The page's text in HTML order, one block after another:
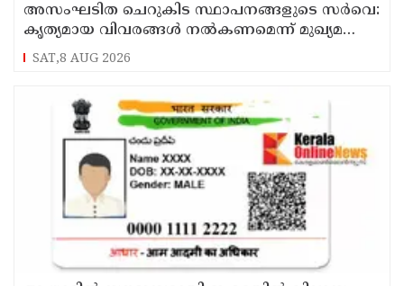
അസംഘടിത ചെറുകിട സ്ഥാപനങ്ങളുടെ സർവെ:
കൃത്യമായ വിവരങ്ങൾ നൽകണമെന്ന് മുഖ്യമന്ത്രി
വി ഡി സതീശൻ
SAT,8 AUG 2026